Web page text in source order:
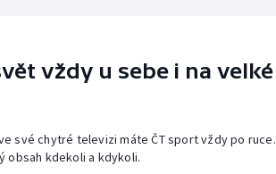
vždy u sebe i na velké
své chytré televizi máte ČT sport vždy po ruce.
obsah kdekoli a kdykoli.